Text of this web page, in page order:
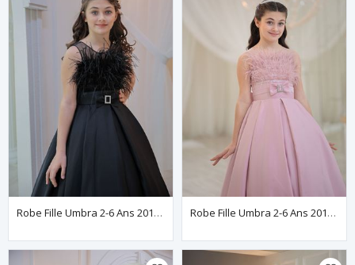
Robe Fille Umbra 2-6 Ans 20143 Noire Robe Fille Umbra 2-6 Ans 20143 Poudre